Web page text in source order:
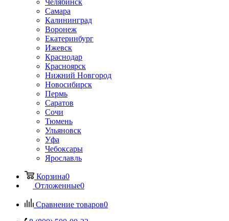
Челябинск
Самара
Калининград
Воронеж
Екатеринбург
Ижевск
Краснодар
Красноярск
Нижний Новгород
Новосибирск
Пермь
Саратов
Сочи
Тюмень
Ульяновск
Уфа
Чебоксары
Ярославль
Корзина0
Отложенные0
Сравнение товаров0